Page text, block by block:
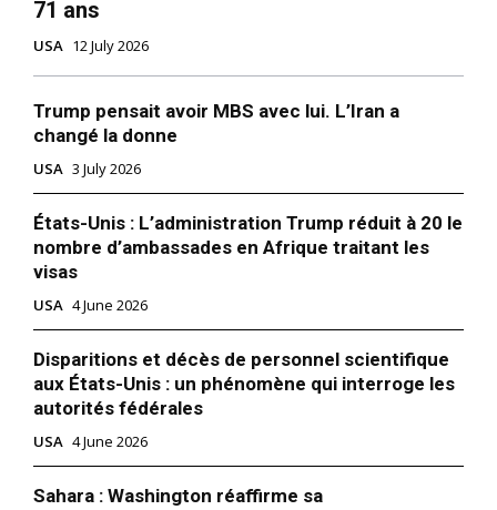
71 ans
USA 12 July 2026
Trump pensait avoir MBS avec lui. L’Iran a
changé la donne
USA 3 July 2026
États-Unis : L’administration Trump réduit à 20 le
nombre d’ambassades en Afrique traitant les
visas
USA 4 June 2026
Disparitions et décès de personnel scientifique
aux États-Unis : un phénomène qui interroge les
autorités fédérales
USA 4 June 2026
Sahara : Washington réaffirme sa